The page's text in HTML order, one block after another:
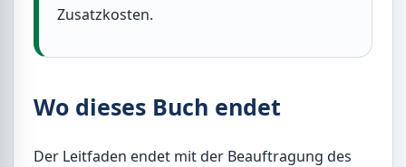
Zusatzkosten.
Wo dieses Buch endet
Der Leitfaden endet mit der Beauftragung des